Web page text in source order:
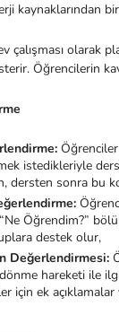
kaynaklarından
çalışması olarak
Öğrencilerin
istedikleriyle
dersten sonra bu
Öğrendim?”
destek olur,
Değerlendirmesi:
dönme hareketi ile
için ek açıklamalar